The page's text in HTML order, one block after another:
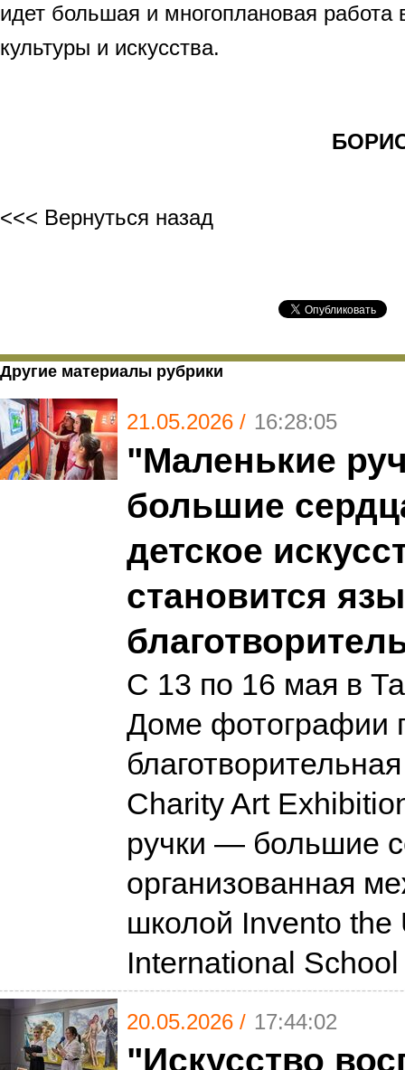
идет большая и многоплановая работа
культуры и искусства.
<<< Вернуться назад
Другие материалы рубрики
21.05.2026 / 16:28:05
"Маленькие
большие
детское
становится
С 13 по 16 мая в
Доме фотографии
Charity Art
ручки — большие
организованная
школой Invento the
International
20.05.2026 / 17:44:02
"Искусство